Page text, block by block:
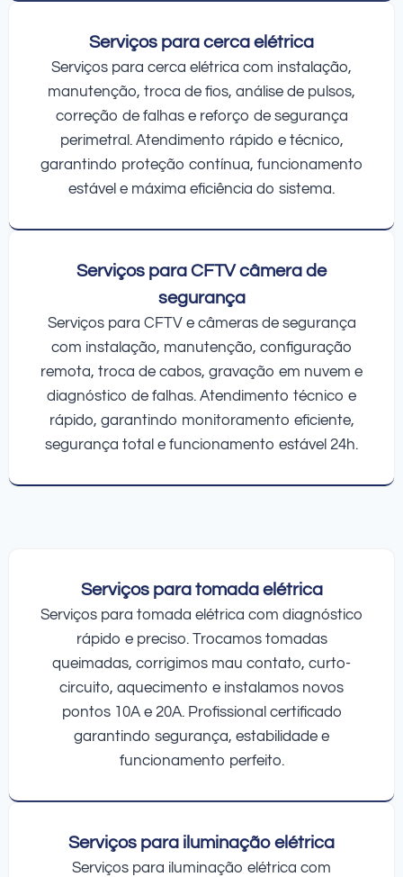
Serviços para cerca elétrica
Serviços para cerca elétrica com instalação,
manutenção, troca de fios, análise de pulsos,
correção de falhas e reforço de segurança
perimetral. Atendimento rápido e técnico,
garantindo proteção contínua, funcionamento
estável e máxima eficiência do sistema.
Serviços para CFTV câmera de
segurança
Serviços para CFTV e câmeras de segurança
com instalação, manutenção, configuração
remota, troca de cabos, gravação em nuvem e
diagnóstico de falhas. Atendimento técnico e
rápido, garantindo monitoramento eficiente,
segurança total e funcionamento estável 24h.
Serviços para tomada elétrica
Serviços para tomada elétrica com diagnóstico
rápido e preciso. Trocamos tomadas
queimadas, corrigimos mau contato, curto-
circuito, aquecimento e instalamos novos
pontos 10A e 20A. Profissional certificado
garantindo segurança, estabilidade e
funcionamento perfeito.
Serviços para iluminação elétrica
Serviços para iluminação elétrica com